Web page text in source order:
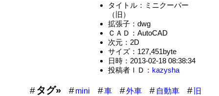
タイトル：ミニクーパー
（旧）
拡張子：dwg
ＣＡＤ：AutoCAD
次元：2D
サイズ：127,451byte
日時：2013-02-18 08:38:34
投稿者ＩＤ： kazysha
タグ» mini 車 外車 自動車
旧